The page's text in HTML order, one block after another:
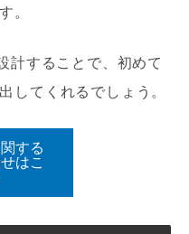
。
計することで、初めて
してくれるでしょう。
する
はこ